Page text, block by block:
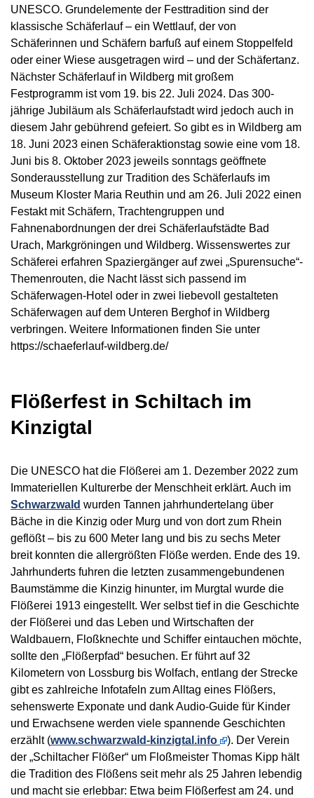
UNESCO. Grundelemente der Festtradition sind der
klassische Schäferlauf – ein Wettlauf, der von
Schäferinnen und Schäfern barfuß auf einem Stoppelfeld
oder einer Wiese ausgetragen wird – und der Schäfertanz.
Nächster Schäferlauf in Wildberg mit großem
Festprogramm ist vom 19. bis 22. Juli 2024. Das 300-
jährige Jubiläum als Schäferlaufstadt wird jedoch auch in
diesem Jahr gebührend gefeiert. So gibt es in Wildberg am
18. Juni 2023 einen Schäferaktionstag sowie eine vom 18.
Juni bis 8. Oktober 2023 jeweils sonntags geöffnete
Sonderausstellung zur Tradition des Schäferlaufs im
Museum Kloster Maria Reuthin und am 26. Juli 2022 einen
Festakt mit Schäfern, Trachtengruppen und
Fahnenabordnungen der drei Schäferlaufstädte Bad
Urach, Markgröningen und Wildberg. Wissenswertes zur
Schäferei erfahren Spaziergänger auf zwei „Spurensuche“-
Themenrouten, die Nacht lässt sich passend im
Schäferwagen-Hotel oder in zwei liebevoll gestalteten
Schäferwagen auf dem Unteren Berghof in Wildberg
verbringen. Weitere Informationen finden Sie unter
https://schaeferlauf-wildberg.de/
Flößerfest in Schiltach im
Kinzigtal
Die UNESCO hat die Flößerei am 1. Dezember 2022 zum
Immateriellen Kulturerbe der Menschheit erklärt. Auch im
Schwarzwald wurden Tannen jahrhundertelang über
Bäche in die Kinzig oder Murg und von dort zum Rhein
geflößt – bis zu 600 Meter lang und bis zu sechs Meter
breit konnten die allergrößten Flöße werden. Ende des 19.
Jahrhunderts fuhren die letzten zusammengebundenen
Baumstämme die Kinzig hinunter, im Murgtal wurde die
Flößerei 1913 eingestellt. Wer selbst tief in die Geschichte
der Flößerei und das Leben und Wirtschaften der
Waldbauern, Floßknechte und Schiffer eintauchen möchte,
sollte den „Flößerpfad“ besuchen. Er führt auf 32
Kilometern von Lossburg bis Wolfach, entlang der Strecke
gibt es zahlreiche Infotafeln zum Alltag eines Flößers,
sehenswerte Exponate und dank Audio-Guide für Kinder
und Erwachsene werden viele spannende Geschichten
erzählt (www.schwarzwald-kinzigtal.info
). Der Verein
der „Schiltacher Flößer“ um Floßmeister Thomas Kipp hält
die Tradition des Flößens seit mehr als 25 Jahren lebendig
und macht sie erlebbar: Etwa beim Flößerfest am 24. und